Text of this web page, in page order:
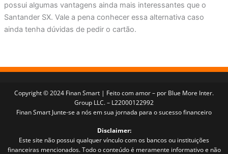
possui algumas vantagens ainda mais interessantes que o
Santander SX. Vale a pena conhecer essa alternativa caso
ainda tenha dúvidas de pedir o cartão.
Copyright © 2024 Finan Smart | Feito com amor – por Blue More Inter.
Group LLC. – L22000122992
Finan Smart Junte-se a nós em sua jornada para o sucesso financeiro
Disclaimer:
Este site não possui qualquer vínculo com os bancos ou instituições
financeiras mencionados. Todo o conteúdo é meramente informativo e não